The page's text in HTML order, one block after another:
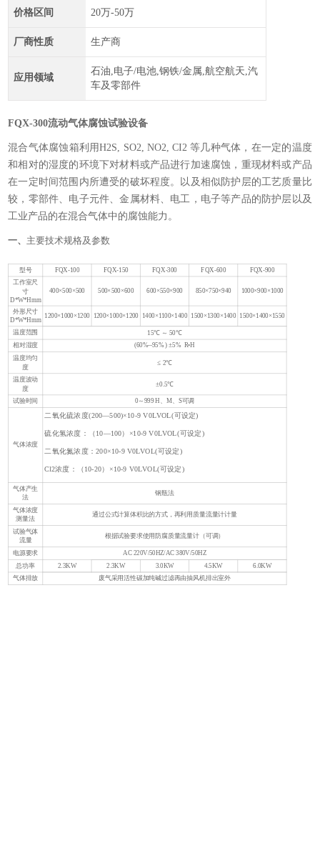
价格区间 20万-50万
厂商性质 生产商
应用领域
石油,电子/电池,钢铁/金属,航空航天,汽
车及零部件
FQX-300流动气体腐蚀试验设备
混合气体腐蚀箱利用H2S, SO2, NO2, CI2 等几种气体，在一定的温度
和相对的湿度的环境下对材料或产品进行加速腐蚀，重现材料或产品
在一定时间范围内所遭受的破坏程度。以及相似防护层的工艺质量比
较，零部件、电子元件、金属材料、电工，电子等产品的防护层以及
工业产品的在混合气体中的腐蚀能力。
一、 主要技术规格及参数
型号 FQX-100 FQX-150 FQX-300 FQX-600 FQX-900
工作室尺
寸
D*W*Hmm
400×500×500 500×500×600 600×550×900 850×750×940 1000×900×1000
外形尺寸
D*W*Hmm
1200×1000×1200 1200×1000×1200 1400×1100×1400 1500×1300×1400 1500×1400×1550
温度范围
15℃ ～ 50℃
相对湿度
(60%--95% ) ±5% R•H
温度均匀
度
≤ 2℃
温度波动
度
±0.5℃
试验时间 0～999 H、M、S可调
气体浓度
二氧化硫浓度(200—500)×10-9 V0LVOL(可设定)
硫化氢浓度：（10—100）×10-9 V0LVOL(可设定)
二氧化氮浓度：200×10-9 V0LVOL(可设定)
Cl2浓度：（10-20）×10-9 V0LVOL(可设定)
气体产生
法
钢瓶法
气体浓度
测量法
通过公式计算体积比的方式，再利用质量流量计计量
试验气体
流量
根据试验要求使用防腐质量流量计（可调）
电源要求 AC 220V/50HZ/AC 380V/50HZ
总功率 2.3KW 2.3KW 3.0KW 4.5KW
6.0KW
气体排放
废气采用活性碳加纯碱过滤再由抽风机排出室外